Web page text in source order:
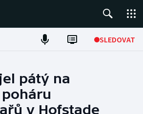
SLEDOVAT
pátý na
v Hofstade